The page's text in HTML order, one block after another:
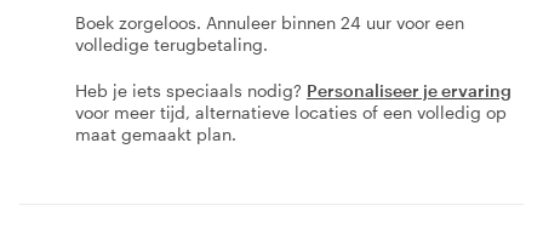
Boek zorgeloos. Annuleer binnen 24 uur voor een
volledige terugbetaling.
Heb je iets speciaals nodig? Personaliseer je ervaring
voor meer tijd, alternatieve locaties of een volledig op
maat gemaakt plan.